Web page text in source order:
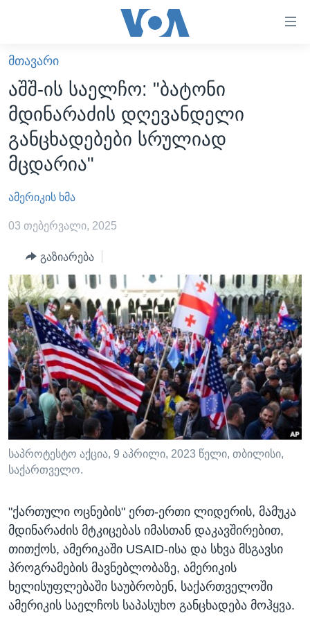
ხელმისაწვდომობისთვის
გადადით
მთავარზე
გადადით
მთავარ
ნავიგაციაზე
გადადით
ძიებაზე
ᲐᲮᲐᲚᲘ ᲐᲛᲑᲔᲑᲘ
ᲡᲐᲥᲐᲠᲗᲕᲔᲚᲝ
ᲐᲨᲨ
ᲐᲨᲨ-ᲘᲡ ᲐᲠᲩᲔᲕᲜᲔᲑᲘ 2024
ᲛᲡᲝᲤᲚᲘᲝ
ᲕᲘᲓᲔᲝᲔᲑᲘ
ᲒᲐᲓᲐᲪᲔᲛᲔᲑᲘ
ᲕᲐᲨᲘᲜᲒᲢᲝᲜᲘ ᲓᲦᲔᲡ
ᲮᲔᲓᲕᲐ ᲕᲐᲨᲘᲜᲒᲢᲝᲜᲘᲓᲐᲜ
ᲡᲢᲣᲓᲘᲐ ᲕᲐᲨᲘᲜᲒᲢᲝᲜᲘ
ᲡᲮᲕᲐ ᲡᲘᲐᲮᲚᲔᲔᲑᲘ
ᲞᲝᲚᲘᲢᲘᲙᲐ
ᲔᲙᲝᲜᲝᲛᲘᲙᲐ
ᲯᲐᲜᲛᲠᲗᲔᲚᲝᲑᲐ
ᲛᲔᲪᲜᲘᲔᲠᲔᲑᲐ
ᲘᲜᲢᲔᲠᲕᲘᲣ
ᲙᲣᲚᲢᲣᲠᲐ
ᲒᲐᲚᲘᲚᲔᲝ
ᲓᲔᲖᲘᲜᲤᲝᲠᲛᲐᲪᲘᲐ
ᲠᲣᲡᲔᲗᲘᲡ ᲨᲔᲭᲠᲐ ᲣᲙᲠᲐᲘᲜᲐᲨᲘ
Learning English
ᲗᲕᲐᲚᲘ ᲒᲕᲐᲓᲔᲕᲜᲔᲗ
ენები
ᲛᲗᲐᲕᲐᲠᲘ
აშშ-ის საელჩო: "ბატონი
მდინარაძის დღევანდელი
განცხადებები სრულიად
მცდარია"
ამერიკის ხმა
03 თებერვალი, 2025
გაზიარება
საპროტესტო აქცია, 9 აპრილი, 2023 წელი, თბილისი,
საქართველო.
"ქართული ოცნების" ერთ-ერთი ლიდერის, მამუკა
მდინარაძის მტკიცებას იმასთან დაკავშირებით,
თითქოს, ამერიკაში USAID-ისა და სხვა მსგავსი
პროგრამების მავნებლობაზე, ამერიკის
ხელისუფლებაში საუბრობენ, საქართველოში
ამერიკის საელჩოს საპასუხო განცხადება მოჰყვა.